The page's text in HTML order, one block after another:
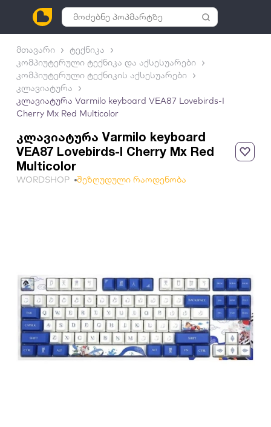
მთავარი
ტექნიკა
კომპიუტერული ტექნიკა და აქსესუარები
კომპიუტერული ტექნიკის აქსესუარები
კლავიატურა
კლავიატურა Varmilo keyboard VEA87 Lovebirds-I
Cherry Mx Red Multicolor
კლავიატურა Varmilo keyboard
VEA87 Lovebirds-I Cherry Mx Red
Multicolor
WORDSHOP შეზღუდული რაოდენობა